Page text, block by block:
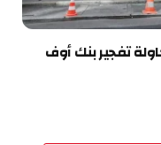
محاولة تفجير بنك أوف